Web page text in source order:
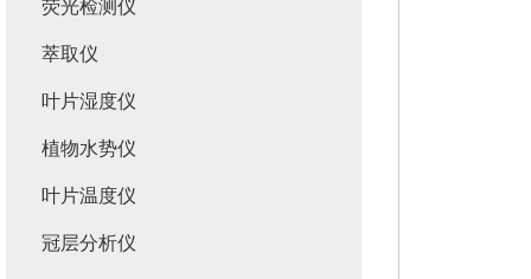
荧光检测仪
萃取仪
叶片湿度仪
植物水势仪
叶片温度仪
冠层分析仪